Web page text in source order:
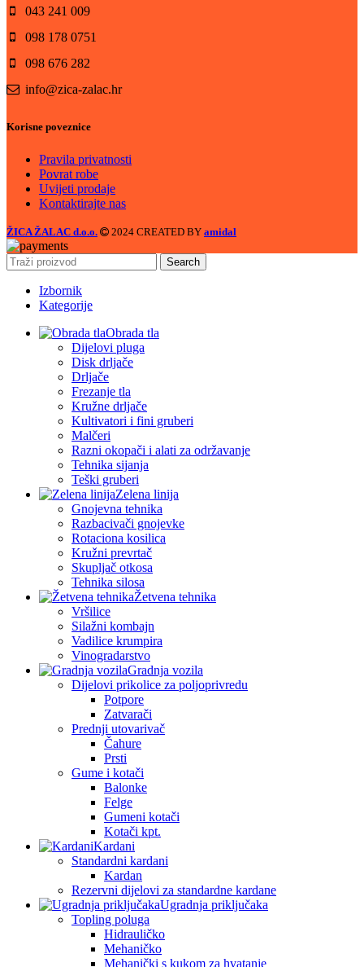
043 241 009
098 178 0751
098 676 282
info@zica-zalac.hr
Korisne poveznice
Pravila privatnosti
Povrat robe
Uvijeti prodaje
Kontaktirajte nas
ŽICA ŽALAC d.o.o. 2024 CREATED BY amidal
Search
Izbornik
Kategorije
Obrada tla
Dijelovi pluga
Disk drljače
Drljače
Frezanje tla
Kružne drljače
Kultivatori i fini gruberi
Malčeri
Razni okopači i alati za održavanje
Tehnika sijanja
Teški gruberi
Zelena linija
Gnojevna tehnika
Razbacivači gnojevke
Rotaciona kosilica
Kružni prevrtač
Skupljač otkosa
Tehnika silosa
Žetvena tehnika
Vršilice
Silažni kombajn
Vadilice krumpira
Vinogradarstvo
Gradnja vozila
Dijelovi prikolice za poljoprivredu
Potpore
Zatvarači
Prednji utovarivač
Čahure
Prsti
Gume i kotači
Balonke
Felge
Gumeni kotači
Kotači kpt.
Kardani
Standardni kardani
Kardan
Rezervni dijelovi za standardne kardane
Ugradnja priključaka
Topling poluga
Hidrauličko
Mehaničko
Mehanički s kukom za hvatanje